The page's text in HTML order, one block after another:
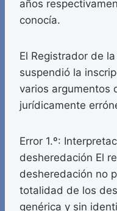
años
conocía.
El Registrador de
suspendió la
varios argumentos
jurídicamente
Error 1.º:
desheredación El
desheredación no
totalidad de los
genérica y sin